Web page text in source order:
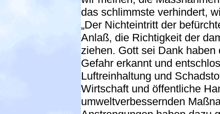
das schlimmste verhindert,
„Der Nichteintritt der
Anlaß, die Richtigkeit der
ziehen. Gott sei Dank
Gefahr erkannt und
Luftreinhaltung und
Wirtschaft und öffentliche
umweltverbessernden